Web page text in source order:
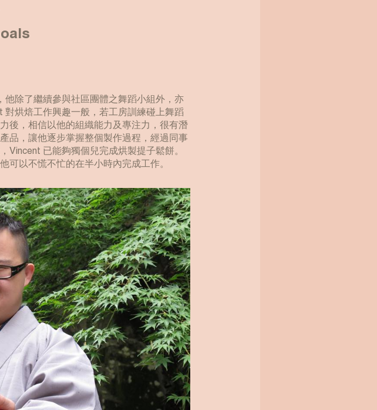
除了繼續參與社區團體之舞蹈小組外，亦
烘焙工作興趣一般，若工房訓練碰上舞蹈
後，相信以他的組織能力及專注力，很有潛
品，讓他逐步掌握整個製作過程，經過同事
Vincent 已能夠獨個兒完成烘製提子鬆餅。
可以不慌不忙的在半小時內完成工作。